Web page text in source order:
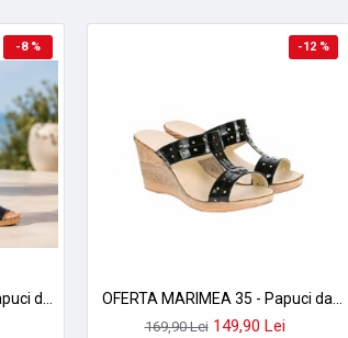
-8 %
Marimi 36, 38 Reducere Papuci dama din piele naturala cu platforma 7cm LPAP7NBX
-12 %
OFERTA MARIMEA 35 - Papuci dama de vara cu platforme de 7 cm, din piele naturala LAC, LPAP46LN
169,90 Lei 149,90 Lei